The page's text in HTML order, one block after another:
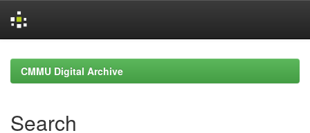
navigationCMMU Digital Archive
Search